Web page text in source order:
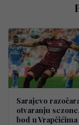
Sarajevo
otvaranju
bod u Vrapčićima